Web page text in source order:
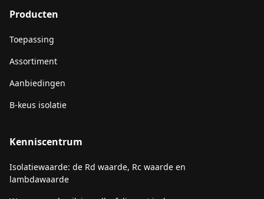
Producten
Toepassing
Assortiment
Aanbiedingen
B-keus isolatie
Kenniscentrum
Isolatiewaarde: de Rd waarde, Rc waarde en
lambdawaarde